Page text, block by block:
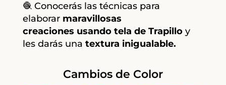
🧶 Conocerás las técnicas para
elaborar maravillosas
creaciones usando tela de Trapilloy
les darás una textura inigualable.
Cambios de Color